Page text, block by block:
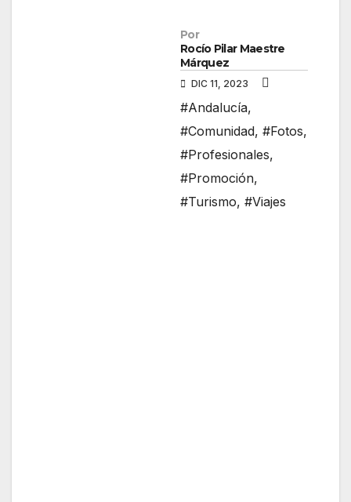
Por
Rocío Pilar Maestre
Márquez
DIC 11, 2023
#Andalucía,
#Comunidad, #Fotos,
#Profesionales,
#Promoción,
#Turismo, #Viajes